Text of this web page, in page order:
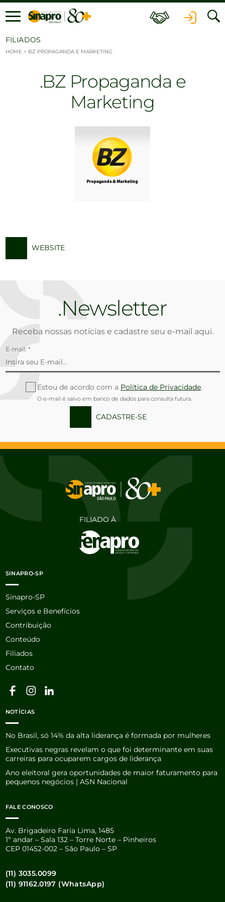
Ir para o conteúdo
FILIADOS
HOME > BZ PROPAGANDA E MARKETING
BZ Propaganda e
Marketing
WEBSITE
Newsletter
Receba nossas notícias e cadastre seu e-mail aqui.
E-mail: *
Estou de acordo com a Política de Privacidade.
O e-mail é salvo em banco de dados para consulta futura.
CADASTRE-SE
FILIADO À
SINAPRO-SP
Sinapro-SP
Serviços e Benefícios
Contribuição
Conteúdo
Filiados
Contato
NOTÍCIAS
No Brasil, só 14% da alta liderança é formada por mulheres
Executivas negras revelam o que foi determinante em suas
carreiras para ocuparem cargos de liderança
Ano eleitoral gera oportunidades de maior faturamento para
pequenos negócios | ASN Nacional
FALE CONOSCO
Av. Brigadeiro Faria Lima, 1485
1º andar – Sala 132 – Torre Norte – Pinheiros
CEP 01452-002 – São Paulo – SP
(11) 3035.0099
(11) 91162.0197 (WhatsApp)